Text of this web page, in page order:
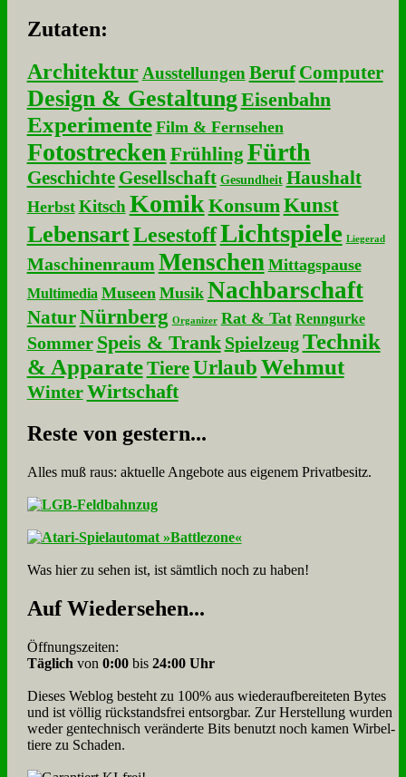
Zu­ta­ten:
Architektur Ausstellungen Beruf Computer
Design & GestaltungEisenbahn
Experimente Film & Fernsehen
Fotostrecken Frühling Fürth
Geschichte Gesellschaft Gesundheit Haushalt
Herbst Kitsch Komik KonsumKunst
LebensartLesestoffLichtspiele Liegerad
Maschinenraum Menschen Mittagspause
Multimedia Museen Musik Nachbarschaft
NaturNürnberg Organizer Rat & Tat Renngurke
Sommer Speis & Trank Spielzeug Technik
& Apparate Tiere UrlaubWehmut
Winter Wirtschaft
Re­ste von ge­stern...
Alles muß raus: aktuelle An­ge­bo­te aus eigenem Privatbesitz.
Was hier zu sehen ist, ist sämt­lich noch zu haben!
Auf Wie­der­se­hen...
Öffnungszeiten:
Täglich von 0:00bis 24:00 Uhr
Dieses Weblog besteht zu 100% aus wie­der­auf­bereite­ten Bytes
und ist völlig rück­stands­frei ent­sorg­bar. Zur Herstellung wurden
weder gen­tech­nisch veränderte Bits benutzt noch kamen Wir­bel­
tiere zu Scha­den.